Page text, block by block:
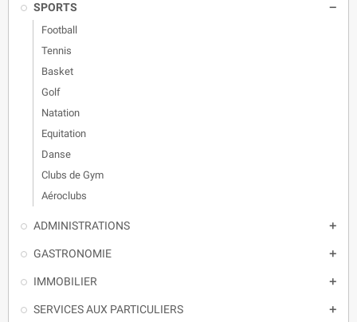
SPORTS 
Football
Tennis
Basket
Golf
Natation
Equitation
Danse
Clubs de Gym
Aéroclubs
ADMINISTRATIONS 
GASTRONOMIE 
IMMOBILIER 
SERVICES AUX PARTICULIERS 